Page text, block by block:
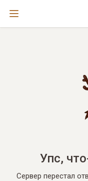
Упс,
Сервер перестал